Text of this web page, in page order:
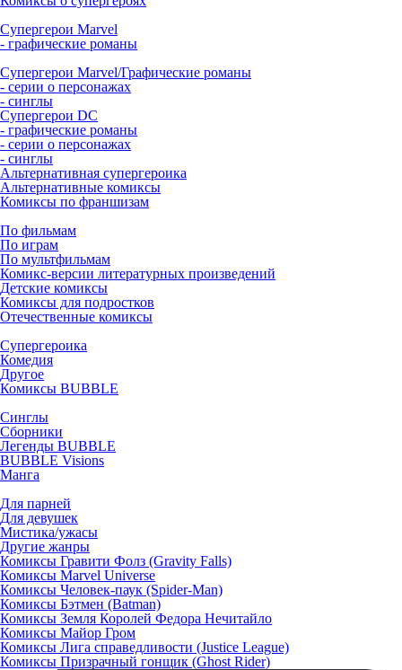
Супергерои Marvel
- графические романы
Супергерои Marvel/Графические романы
- серии о персонажах
- синглы
Супергерои DC
- графические романы
- серии о персонажах
- синглы
Альтернативная супергероика
Альтернативные комиксы
Комиксы по франшизам
По фильмам
По играм
По мультфильмам
Комикс-версии литературных произведений
Детские комиксы
Комиксы для подростков
Отечественные комиксы
Супергероика
Комедия
Другое
Комиксы BUBBLE
Синглы
Сборники
Легенды BUBBLE
BUBBLE Visions
Манга
Для парней
Для девушек
Мистика/ужасы
Другие жанры
Комиксы Гравити Фолз (Gravity Falls)
Комиксы Marvel Universe
Комиксы Человек-паук (Spider-Man)
Комиксы Бэтмен (Batman)
Комиксы Земля Королей Федора Нечитайло
Комиксы Майор Гром
Комиксы Лига справедливости (Justice League)
Комиксы Призрачный гонщик (Ghost Rider)